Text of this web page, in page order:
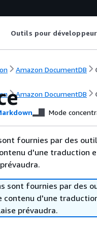
Outils pour
Amazon DocumentDB
Amazon DocumentDB
Mode
fournies par des
d'une traduction
sont fournies par des
d'une
prévaudra.